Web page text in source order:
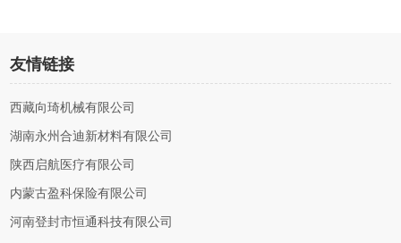
友情链接
西藏向琦机械有限公司
湖南永州合迪新材料有限公司
陕西启航医疗有限公司
内蒙古盈科保险有限公司
河南登封市恒通科技有限公司